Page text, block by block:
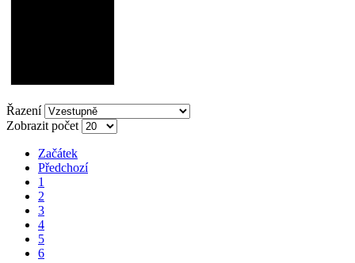
Řazení
Zobrazit počet
Začátek
Předchozí
1
2
3
4
5
6